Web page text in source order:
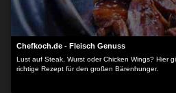
Chefkoch.de - Fleisch Genuss
Lust auf Steak, Wurst oder Chicken Wings? Hier
richtige Rezept für den großen Bärenhunger.